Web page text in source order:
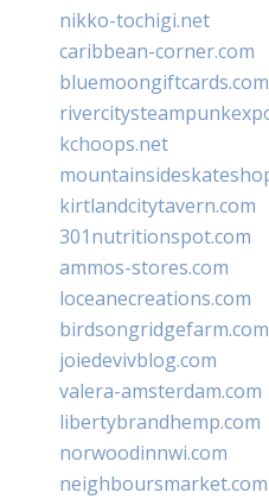
nikko-tochigi.net
caribbean-corner.com
bluemoongiftcards.com
kchoops.net
kirtlandcitytavern.com
301nutritionspot.com
ammos-stores.com
loceanecreations.com
birdsongridgefarm.com
joiedevivblog.com
valera-amsterdam.com
libertybrandhemp.com
norwoodinnwi.com
neighboursmarket.com